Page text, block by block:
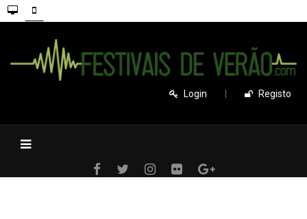
Login Registo